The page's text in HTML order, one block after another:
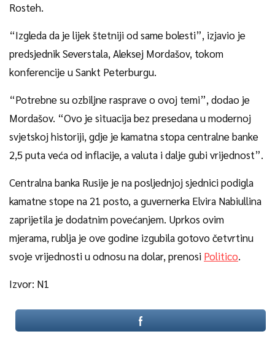
Rosteh.
“Izgleda da je lijek štetniji od same bolesti”, izjavio je
predsjednik Severstala, Aleksej Mordašov, tokom
konferencije u Sankt Peterburgu.
“Potrebne su ozbiljne rasprave o ovoj temi”, dodao je
Mordašov. “Ovo je situacija bez presedana u modernoj
svjetskoj historiji, gdje je kamatna stopa centralne banke
2,5 puta veća od inflacije, a valuta i dalje gubi vrijednost”.
Centralna banka Rusije je na posljednjoj sjednici podigla
kamatne stope na 21 posto, a guvernerka Elvira Nabiullina
zaprijetila je dodatnim povećanjem. Uprkos ovim
mjerama, rublja je ove godine izgubila gotovo četvrtinu
svoje vrijednosti u odnosu na dolar, prenosi Politico.
Izvor: N1